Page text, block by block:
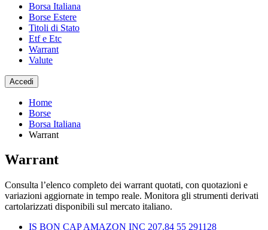
Borsa Italiana
Borse Estere
Titoli di Stato
Etf e Etc
Warrant
Valute
Accedi
Home
Borse
Borsa Italiana
Warrant
Warrant
Consulta l’elenco completo dei warrant quotati, con quotazioni e
variazioni aggiornate in tempo reale. Monitora gli strumenti derivati
cartolarizzati disponibili sul mercato italiano.
IS BON CAP AMAZON INC 207.84 55 291128